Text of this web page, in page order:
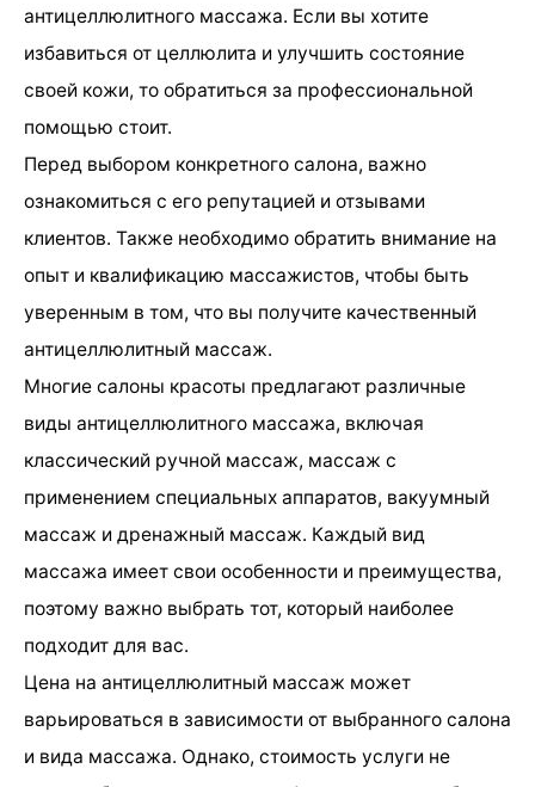
антицеллюлитного массажа. Если вы хотите
избавиться от целлюлита и улучшить состояние
своей кожи, то обратиться за профессиональной
помощью стоит.
Перед выбором конкретного салона, важно
ознакомиться с его репутацией и отзывами
клиентов. Также необходимо обратить внимание на
опыт и квалификацию массажистов, чтобы быть
уверенным в том, что вы получите качественный
антицеллюлитный массаж.
Многие салоны красоты предлагают различные
виды антицеллюлитного массажа, включая
классический ручной массаж, массаж с
применением специальных аппаратов, вакуумный
массаж и дренажный массаж. Каждый вид
массажа имеет свои особенности и преимущества,
поэтому важно выбрать тот, который наиболее
подходит для вас.
Цена на антицеллюлитный массаж может
варьироваться в зависимости от выбранного салона
и вида массажа. Однако, стоимость услуги не